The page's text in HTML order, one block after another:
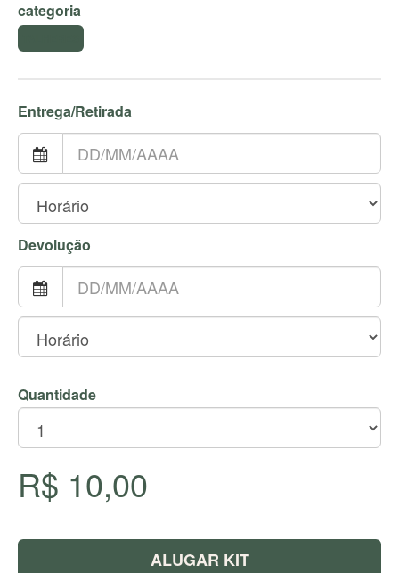
categoria
Entrega/Retirada
Devolução
Quantidade
R$ 10,00
ALUGAR KIT